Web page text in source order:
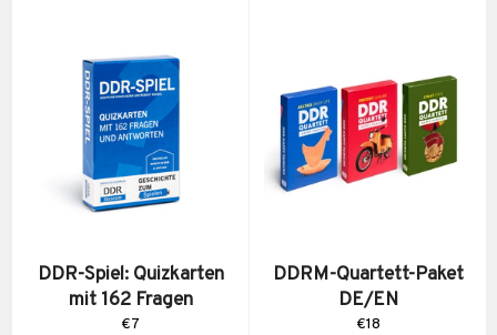
DDR-Spiel: Quizkarten
mit 162 Fragen
Normaler
€7
DDRM-Quartett-Paket
DE/EN
Normaler
€18